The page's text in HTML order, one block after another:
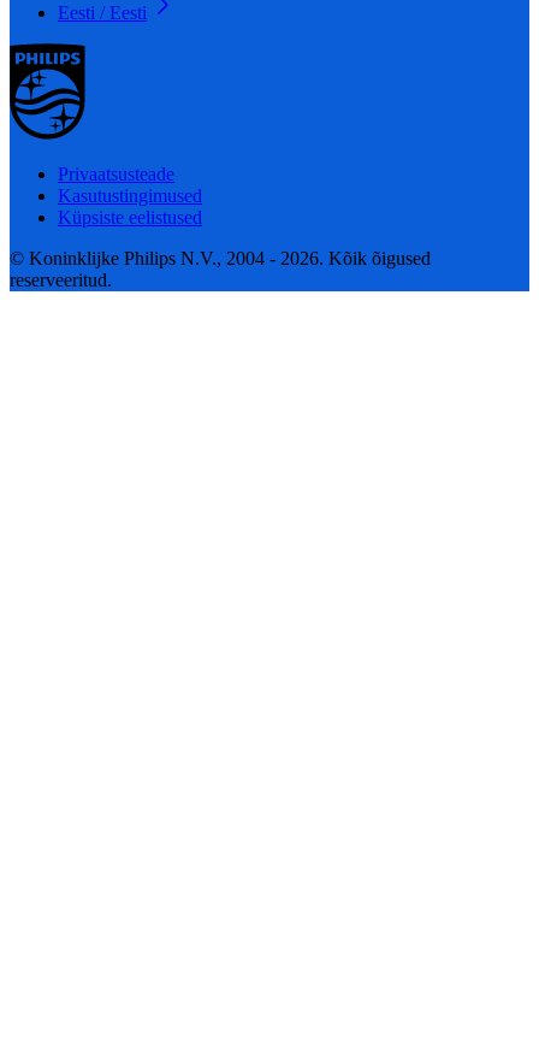
Eesti / Eesti
Privaatsusteade
Kasutustingimused
Küpsiste eelistused
© Koninklijke Philips N.V., 2004 - 2026. Kõik õigused
reserveeritud.